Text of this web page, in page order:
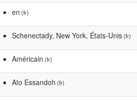
en (fr)
Schenectady, New York, États-Unis(fr)
Américain (fr)
Ato Essandoh (fr)